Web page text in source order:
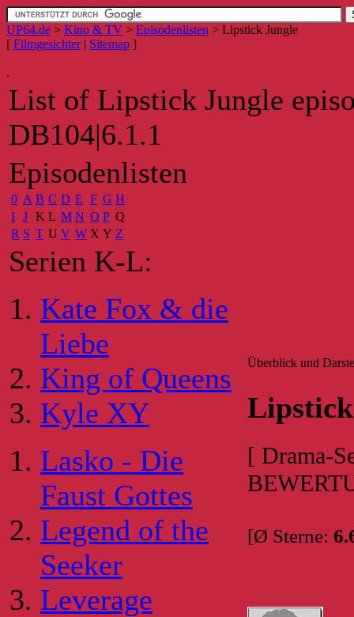
UP64.de > Kino & TV > Episodenlisten > Lipstick Jungle
[ Filmgesichter| Sitemap ]
.
List of Lipstick Jungle
DB104|6.1.1
Episodenlisten
0 A B C D E F G H
I J K L M N O P Q
R S T U V W X Y Z
Serien K-L:
Kate Fox & die
Liebe
King of Queens
Kyle XY
Lasko - Die
Faust Gottes
Legend of the
Seeker
Leverage
Überblick und
[ Drama-
[Ø Sterne: